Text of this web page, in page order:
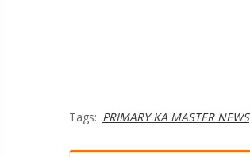
Tags: PRIMARY KA MASTER NEWS